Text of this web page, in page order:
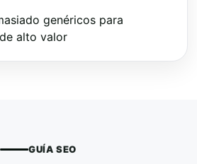
genéricos para
alto valor
GUÍA SEO